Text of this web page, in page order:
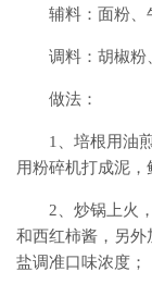
辅料：面粉、
调料：胡椒粉
做法：
1、培根用油
用粉碎机打成泥，
2、炒锅上火
和西红柿酱，另外
盐调准口味浓度；